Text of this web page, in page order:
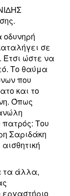
σε
ώστε να
Το θαύμα
που
και το
Όπως
πατρός: Του
Σαριδάκη
τα άλλα,